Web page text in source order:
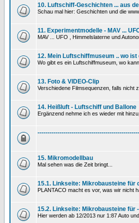
10. Luftschiff-Geschichten ... aus
Schau mal hier: Geschichten und die
11. Experimentmodelle - MAV ...
MAV ... UFO , Himmelslaterne und
12. Mein Luftschiffmuseum .. wo ist
Wo gibt es ein Luftschiffmuseum, wo
13. Foto & VIDEO-Clip
Verschiedene Filmsequenzen, falls nicht
14. Heißluft - Luftschiff und Ballone
Ergänzend nehme ich es wieder mit
15. Mikromodellbau
Mal sehen was die Zeit bringt...
15.1. Linkseite: Mikrobausteine für
PLANTACO macht es vor, was wir nicht
15.2. Linkseite: Mikrobausteine für
Hier werden ab 12/2013 nur 1:87 Auto